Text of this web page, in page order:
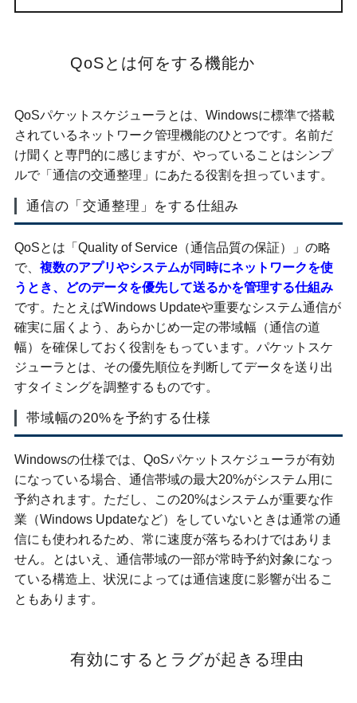
QoSとは何をする機能か
QoSパケットスケジューラとは、Windowsに標準で搭載
されているネットワーク管理機能のひとつです。名前だ
け聞くと専門的に感じますが、やっていることはシンプ
ルで「通信の交通整理」にあたる役割を担っています。
通信の「交通整理」をする仕組み
QoSとは「Quality of Service（通信品質の保証）」の略
で、 複数のアプリやシステムが同時にネットワークを使
うとき、どのデータを優先して送るかを管理する仕組み
です。たとえばWindows Updateや重要なシステム通信が
確実に届くよう、あらかじめ一定の帯域幅（通信の道
幅）を確保しておく役割をもっています。パケットスケ
ジューラとは、その優先順位を判断してデータを送り出
すタイミングを調整するものです。
帯域幅の20%を予約する仕様
Windowsの仕様では、QoSパケットスケジューラが有効
になっている場合、通信帯域の最大20%がシステム用に
予約されます。ただし、この20%はシステムが重要な作
業（Windows Updateなど）をしていないときは通常の通
信にも使われるため、常に速度が落ちるわけではありま
せん。とはいえ、通信帯域の一部が常時予約対象になっ
ている構造上、状況によっては通信速度に影響が出るこ
ともあります。
有効にするとラグが起きる理由